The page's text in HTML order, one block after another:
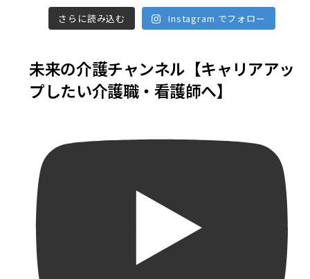
さらに読み込む Instagram でフォロー
未来の介護チャンネル【キャリアアッ
プしたい介護職・看護師へ】